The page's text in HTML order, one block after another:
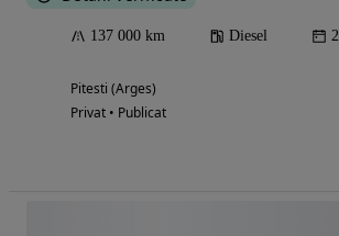
137 000 km Diesel
Pitesti (Arges)
Privat • Publicat